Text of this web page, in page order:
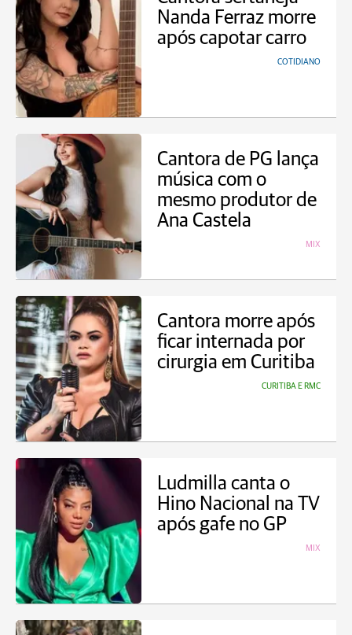
Nanda Ferraz morre
após capotar carro
COTIDIANO
Cantora de PG lança
música com o
mesmo produtor de
Ana Castela
MIX
Cantora morre após
ficar internada por
cirurgia em Curitiba
CURITIBA E RMC
Ludmilla canta o
Hino Nacional na TV
após gafe no GP
MIX